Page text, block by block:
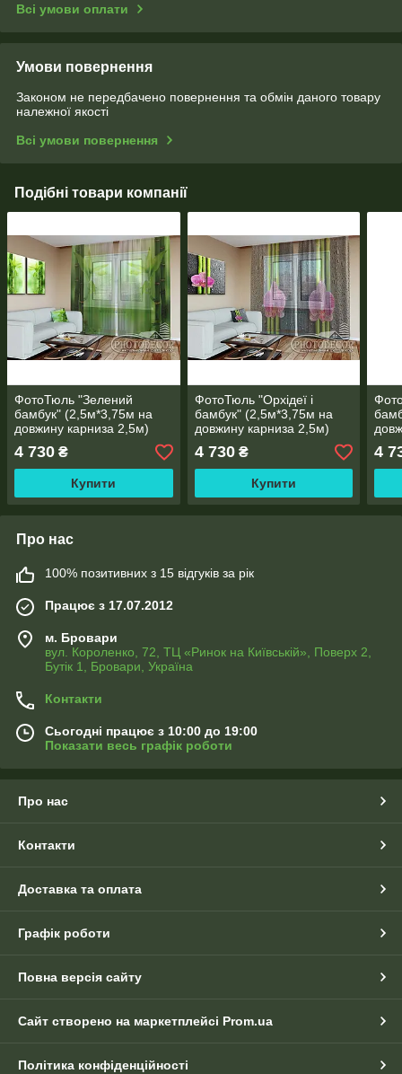
Всі умови оплати
Умови повернення
Законом не передбачено повернення та обмін даного товару
належної якості
Всі умови повернення
Подібні товари компанії
ФотоТюль "Зелений
бамбук" (2,5м*3,75м на
довжину карниза 2,5м)
4 730 ₴
Купити
ФотоТюль "Орхідеї і
бамбук" (2,5м*3,75м на
довжину карниза 2,5м)
4 730₴
Купити
4
Про нас
100% позитивних з 15 відгуків за рік
Працює з 17.07.2012
м. Бровари
вул. Короленко, 72, ТЦ «Ринок на Київській», Поверх 2,
Бутік 1, Бровари, Україна
Контакти
Сьогодні працює з 10:00 до 19:00
Показати весь графік роботи
Про нас
Контакти
Доставка та оплата
Графік роботи
Повна версія сайту
Сайт створено на маркетплейсі Prom.ua
Політика конфіденційності